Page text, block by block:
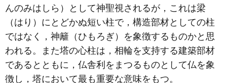
んのみはしら）として神聖視されるが，これは梁
（はり）にとどかぬ短い柱で，構造部材としての柱
ではなく，神籬（ひもろぎ）を象徴するものかと思
われる。また塔の心柱は，相輪を支持する建築部材
であるとともに，仏舎利をまつるものとして仏を象
徴し，塔において最も重要な意味をもつ。